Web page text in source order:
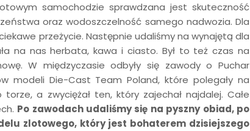
samochodzie sprawdzana jest skuteczność
oraz wodoszczelność samego nadwozia. Dla
przeżycie. Następnie udaliśmy na wynajętą dla
na nas herbata, kawa i ciasto. Był to też czas na
W międzyczasie odbyły się zawody o Puchar
modeli Die-Cast Team Poland, które polegały na
a zwyciężał ten, który zajechał najdalej. Całe
Po zawodach udaliśmy się na pyszny obiad, po
zlotowego, który jest bohaterem dzisiejszego